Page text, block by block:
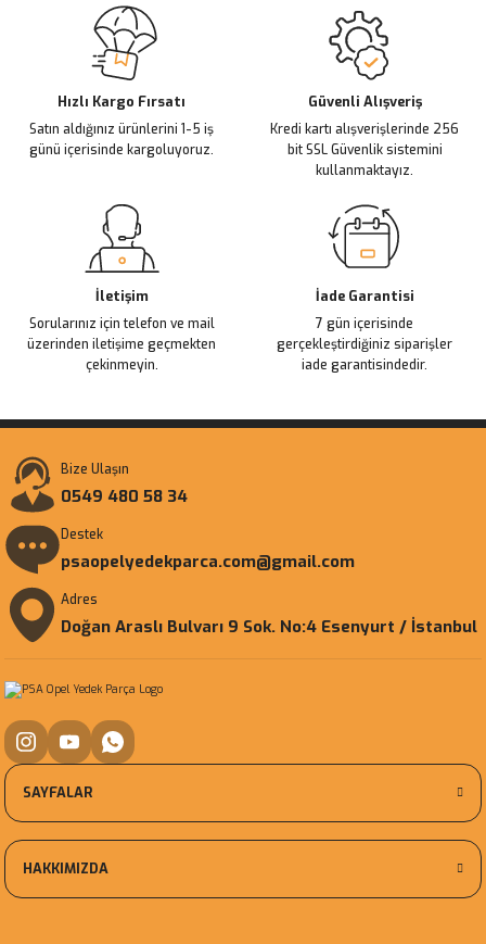
Ürün resmi kalitesiz, bozuk veya görüntülenemiyor.
Ürün açıklamasında eksik bilgiler bulunuyor.
Ürün bilgilerinde hatalar bulunuyor.
Ürün fiyatı diğer sitelerden daha pahalı.
Bu ürüne benzer farklı alternatifler olmalı.
Hızlı Kargo Fırsatı
Satın aldığınız ürünlerini 1-5 iş
günü içerisinde kargoluyoruz.
Güvenli Alışveriş
Kredi kartı alışverişlerinde 256
bit SSL Güvenlik sistemini
kullanmaktayız.
İletişim
Sorularınız için telefon ve mail
üzerinden iletişime geçmekten
çekinmeyin.
İade Garantisi
7 gün içerisinde
gerçekleştirdiğiniz siparişler
iade garantisindedir.
Bize Ulaşın
0549 480 58 34
Destek
psaopelyedekparca.com@gmail.com
Adres
Doğan Araslı Bulvarı 9 Sok. No:4 Esenyurt / İstanbul
SAYFALAR
HAKKIMIZDA